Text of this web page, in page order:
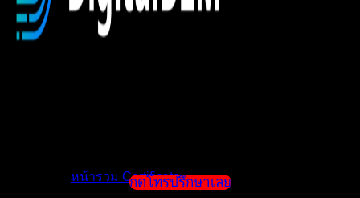
หน้ารวม Certificateกดโทรปรึกษาเลย